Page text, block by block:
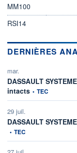
MM100
RSI14
DERNIÈRES
mar.
DASSAULT
intacts information
• TEC
29 juil.
DASSAULT
• TEC